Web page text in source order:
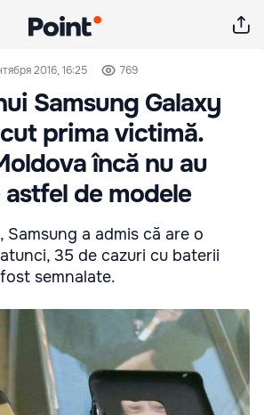
2016, 16:25 769
Samsung Galaxy
prima victimă.
încă nu au
de modele
Samsung a admis că are o
35 de cazuri cu baterii
semnalate.